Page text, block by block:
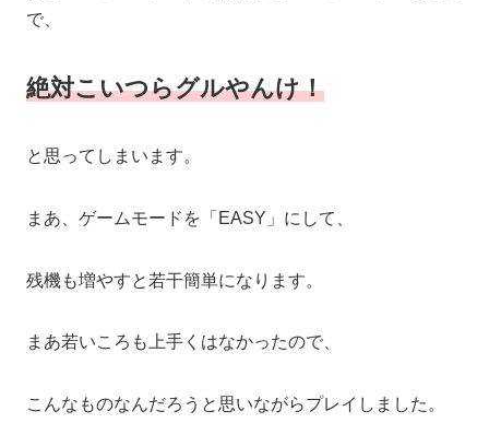
で、
絶対こいつらグルやんけ！
と思ってしまいます。
まあ、ゲームモードを「EASY」にして、
残機も増やすと若干簡単になります。
まあ若いころも上手くはなかったので、
こんなものなんだろうと思いながらプレイしました。